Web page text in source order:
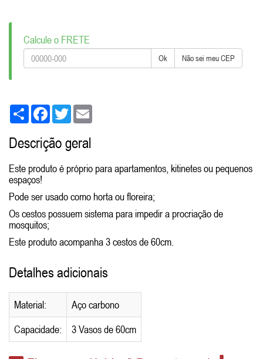
Calcule o FRETE
Ok Não sei meu CEP
Share FacebookTwitter
Descrição geral
Este produto é próprio para apartamentos, kitinetes ou pequenos
espaços!
Pode ser usado como horta ou floreira;
Os cestos possuem sistema para impedir a procriação de
mosquitos;
Este produto acompanha 3 cestos de 60cm.
Detalhes adicionais
Material:
Aço carbono
Capacidade:
3 Vasos de 60cm